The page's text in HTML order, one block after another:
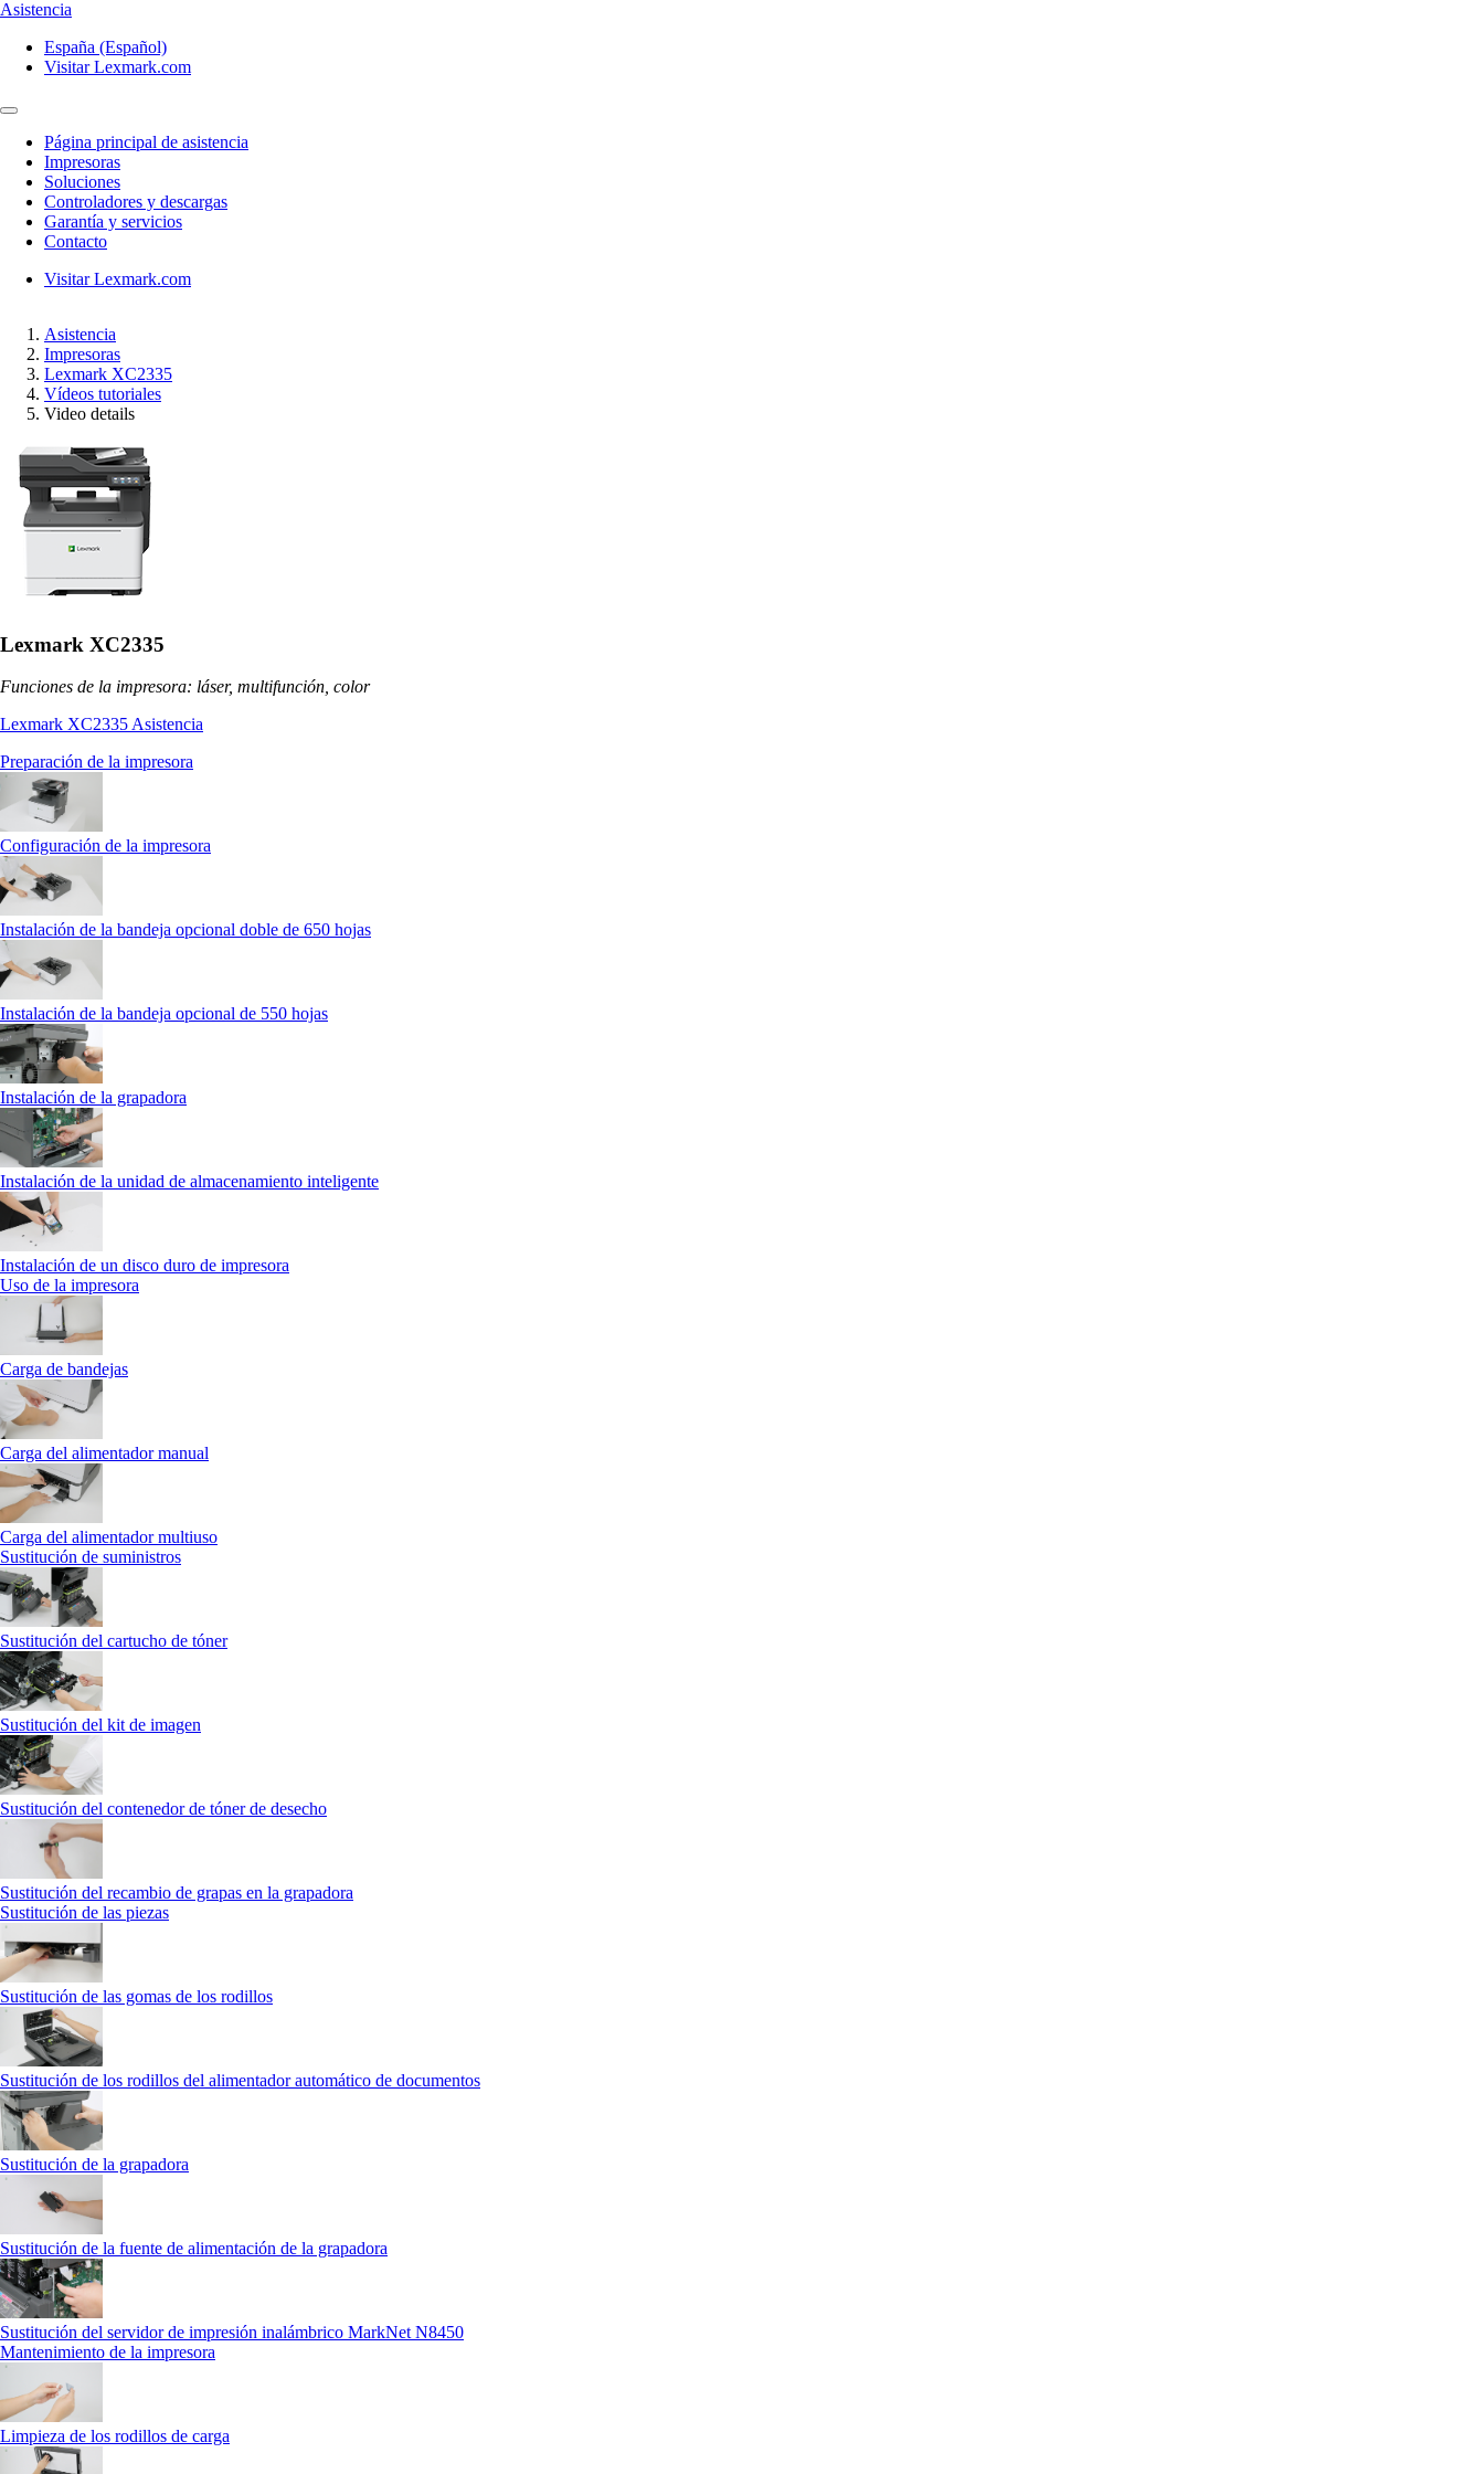
Asistencia
España (Español)
Visitar Lexmark.com
Página principal de asistencia
Impresoras
Soluciones
Controladores y descargas
Garantía y servicios
Contacto
Visitar Lexmark.com
Asistencia
Impresoras
Lexmark XC2335
Vídeos tutoriales
Video details
Lexmark XC2335
Funciones de la impresora: láser, multifunción, color
Lexmark XC2335 Asistencia
Preparación de la impresora
Configuración de la impresora
Instalación de la bandeja opcional doble de 650 hojas
Instalación de la bandeja opcional de 550 hojas
Instalación de la grapadora
Instalación de la unidad de almacenamiento inteligente
Instalación de un disco duro de impresora
Uso de la impresora
Carga de bandejas
Carga del alimentador manual
Carga del alimentador multiuso
Sustitución de suministros
Sustitución del cartucho de tóner
Sustitución del kit de imagen
Sustitución del contenedor de tóner de desecho
Sustitución del recambio de grapas en la grapadora
Sustitución de las piezas
Sustitución de las gomas de los rodillos
Sustitución de los rodillos del alimentador automático de documentos
Sustitución de la grapadora
Sustitución de la fuente de alimentación de la grapadora
Sustitución del servidor de impresión inalámbrico MarkNet N8450
Mantenimiento de la impresora
Limpieza de los rodillos de carga